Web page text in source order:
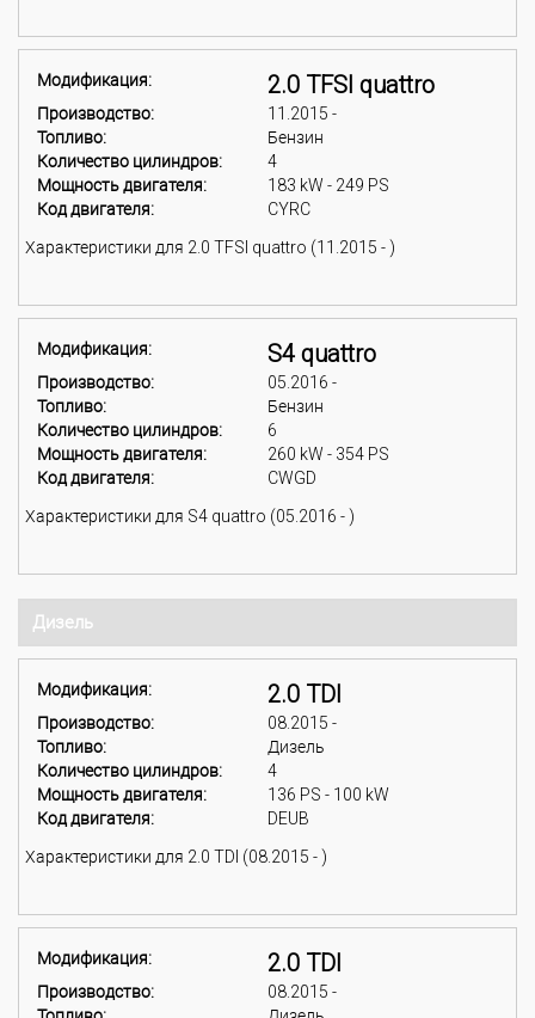
Модификация: 2.0 TFSI quattro
Производство:
11.2015 -
Топливо:
Бензин
Количество цилиндров:
4
Мощность двигателя:
183 kW - 249 PS
Код двигателя:
CYRC
Характеристики для 2.0 TFSI quattro (11.2015 - )
Модификация: S4 quattro
Производство:
05.2016 -
Топливо:
Бензин
Количество цилиндров:
6
Мощность двигателя:
260 kW - 354 PS
Код двигателя:
CWGD
Характеристики для S4 quattro (05.2016 - )
Дизель
Модификация: 2.0 TDI
Производство:
08.2015 -
Топливо:
Дизель
Количество цилиндров:
4
Мощность двигателя:
136 PS - 100 kW
Код двигателя:
DEUB
Характеристики для 2.0 TDI (08.2015 - )
Модификация: 2.0 TDI
Производство:
08.2015 -